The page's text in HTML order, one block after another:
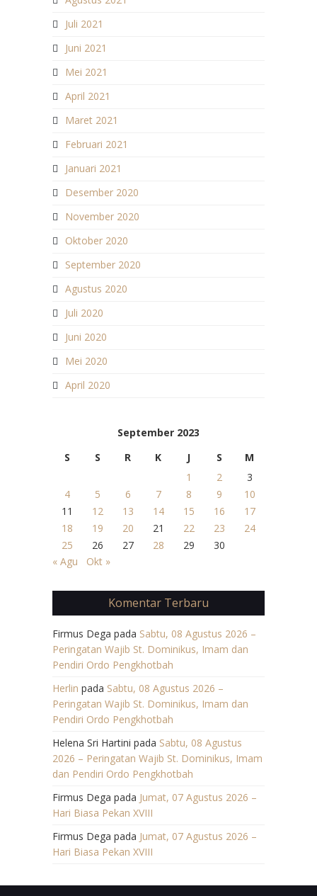
Juli 2021
Juni 2021
Mei 2021
April 2021
Maret 2021
Februari 2021
Januari 2021
Desember 2020
November 2020
Oktober 2020
September 2020
Agustus 2020
Juli 2020
Juni 2020
Mei 2020
April 2020
September 2023
S
S R K J S
M
1
2
3
4
5 6 7 8 9
10
11
12 13 14 15 16
17
18
19 20 21 22 23
24
25
26 27 28 29
30
« Agu
Okt »
Komentar Terbaru
Firmus Dega pada Sabtu, 08 Agustus 2026 –
Peringatan Wajib St. Dominikus, Imam dan
Pendiri Ordo Pengkhotbah
Herlin pada Sabtu, 08 Agustus 2026 –
Peringatan Wajib St. Dominikus, Imam dan
Pendiri Ordo Pengkhotbah
Helena Sri Hartini pada Sabtu, 08 Agustus
2026 – Peringatan Wajib St. Dominikus, Imam
dan Pendiri Ordo Pengkhotbah
Firmus Dega pada Jumat, 07 Agustus 2026 –
Hari Biasa Pekan XVIII
Firmus Dega pada Jumat, 07 Agustus 2026 –
Hari Biasa Pekan XVIII